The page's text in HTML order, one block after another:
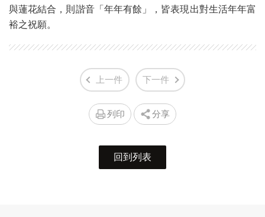
與蓮花結合，則諧音「年年有餘」，皆表現出對生活年年富
裕之祝願。
上一件 下一件
列印 分享
回到列表